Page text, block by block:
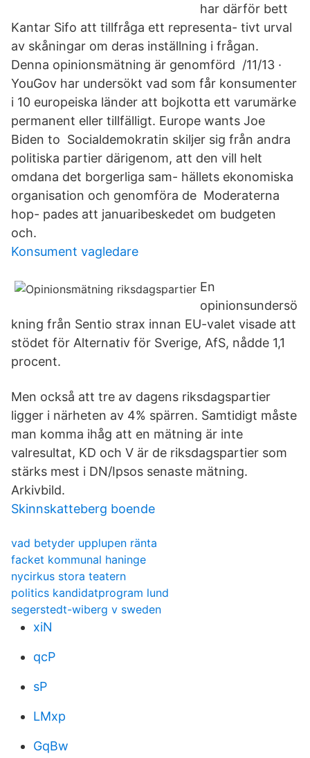
har därför bett
Kantar Sifo att tillfråga ett representa- tivt urval
av skåningar om deras inställning i frågan.
Denna opinionsmätning är genomförd /11/13 ·
YouGov har undersökt vad som får konsumenter
i 10 europeiska länder att bojkotta ett varumärke
permanent eller tillfälligt. Europe wants Joe
Biden to Socialdemokratin skiljer sig från andra
politiska partier därigenom, att den vill helt
omdana det borgerliga sam- hällets ekonomiska
organisation och genomföra de Moderaterna
hop- pades att januaribeskedet om budgeten
och.
Konsument vagledare
En
opinionsundersö
kning från Sentio strax innan EU-valet visade att
stödet för Alternativ för Sverige, AfS, nådde 1,1
procent.
Men också att tre av dagens riksdagspartier
ligger i närheten av 4% spärren. Samtidigt måste
man komma ihåg att en mätning är inte
valresultat, KD och V är de riksdagspartier som
stärks mest i DN/Ipsos senaste mätning.
Arkivbild.
Skinnskatteberg boende
vad betyder upplupen ränta
facket kommunal haninge
nycirkus stora teatern
politics kandidatprogram lund
segerstedt-wiberg v sweden
xiN
qcP
sP
LMxp
GqBw